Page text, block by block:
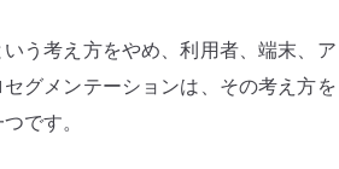
う考え方をやめ、利用者、端末、ア
グメンテーションは、その考え方を
です。